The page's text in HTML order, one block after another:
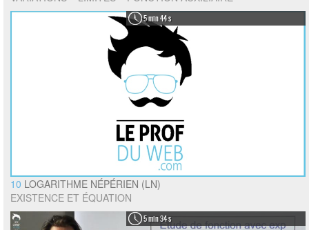
5 min 44 s
10 LOGARITHME NÉPÉRIEN (LN)
EXISTENCE ET ÉQUATION
5 min 34 s